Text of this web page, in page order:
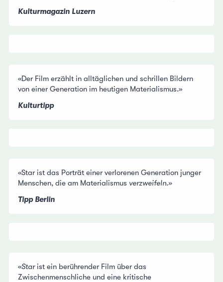
Kulturmagazin Luzern
«Der Film erzählt in alltäglichen und schrillen Bildern
von einer Generation im heutigen Materialismus.»
Kulturtipp
«Star ist das Porträt einer verlorenen Generation junger
Menschen, die am Materialismus verzweifeln.»
Tipp Berlin
«Starist ein berührender Film über das
Zwischenmenschliche und eine kritische